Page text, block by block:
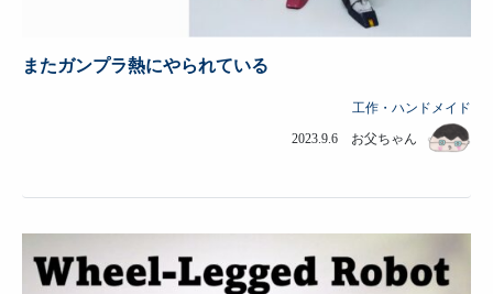
またガンプラ熱にやられている
工作・ハンドメイド
2023.9.6 お父ちゃん